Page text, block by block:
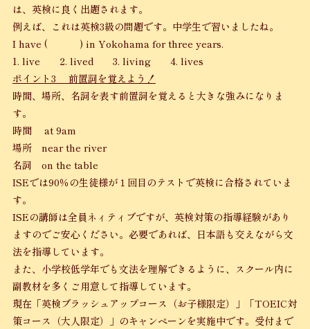
は、英検に良く出題されます。
例えば、これは英検3級の問題です。中学生で習いましたね。
I have ( ) in Yokohama for three years.
1. live 2. lived 3. living 4. lives
ポイント3 前置詞を覚えよう！
時間、場所、名詞を表す前置詞を覚えると大きな強みになりま
す。
時間 at 9am
場所 near the river
名詞 on the table
ISEでは90％の生徒様が１回目のテストで英検に合格されていま
す。
ISEの講師は全員ネィティブですが、英検対策の指導経験があり
ますのでご安心ください。必要であれば、日本語も交えながら文
法を指導しています。
また、小学校低学年でも文法を理解できるように、スクール内に
副教材を多くご用意して指導しています。
現在「英検ブラッシュアップコース（お子様限定）」「TOEIC対
策コース（大人限定）」のキャンペーンを実施中です。受付まで